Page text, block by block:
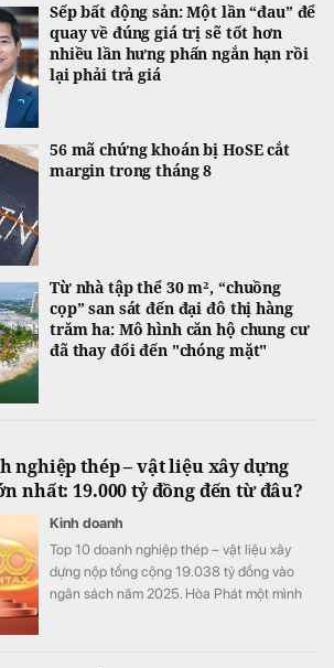
Sếp bất động sản: Một lần “đau” để
quay về đúng giá trị sẽ tốt hơn
nhiều lần hưng phấn ngắn hạn rồi
lại phải trả giá
56 mã chứng khoán bị HoSE cắt
margin trong tháng 8
Từ nhà tập thể 30 m², “chuồng
cọp” san sát đến đại đô thị hàng
trăm ha: Mô hình căn hộ chung cư
đã thay đổi đến "chóng mặt"
nghiệp thép – vật liệu xây dựng
nhất: 19.000 tỷ đồng đến từ đâu?
Kinh doanh
Top 10 doanh nghiệp thép – vật liệu xây
dựng nộp tổng cộng 19.038 tỷ đồng vào
ngân sách năm 2025. Hòa Phát một mình